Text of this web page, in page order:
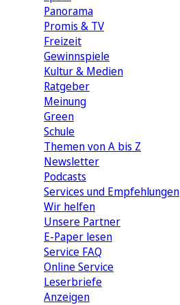
Panorama
Promis & TV
Freizeit
Gewinnspiele
Kultur & Medien
Ratgeber
Meinung
Green
Schule
Themen von A bis Z
Newsletter
Podcasts
Services und Empfehlungen
Wir helfen
Unsere Partner
E-Paper lesen
Service FAQ
Online Service
Leserbriefe
Anzeigen